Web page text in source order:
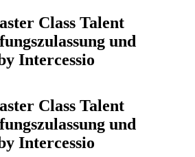
Class Talent
und
Intercessio
Class Talent
und
Intercessio